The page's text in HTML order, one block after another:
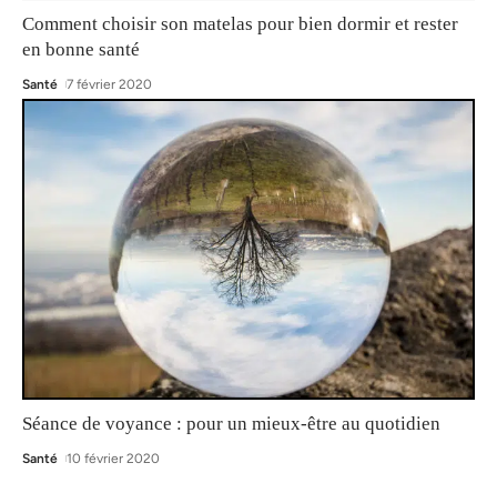
Comment choisir son matelas pour bien dormir et rester
en bonne santé
Santé 7 février 2020
Séance de voyance : pour un mieux-être au quotidien
Santé 10 février 2020